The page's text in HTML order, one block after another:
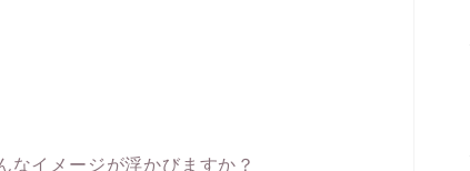
なイメージが浮かびますか？